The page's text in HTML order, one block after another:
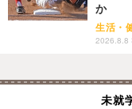
か
生活・
2026.8.8
未就